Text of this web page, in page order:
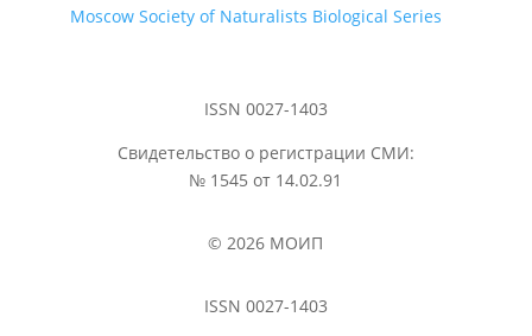
Moscow Society of Naturalists Biological Series
ISSN 0027-1403
Свидетельство о регистрации СМИ:
№ 1545 от 14.02.91
© 2026 МОИП
ISSN 0027-1403